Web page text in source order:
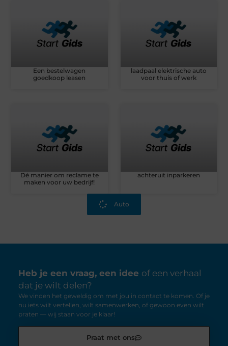
Een bestelwagen
goedkoop leasen
laadpaal elektrische auto
voor thuis of werk
Dé manier om reclame te
maken voor uw bedrijf!
achteruit inparkeren
Auto
Heb je een vraag, een idee of een verhaal
dat je wilt delen?
We vinden het geweldig om met jou in contact te komen. Of je
nu iets wilt vertellen, wilt samenwerken, of gewoon even wilt
praten — wij staan voor je klaar!
Praat met ons